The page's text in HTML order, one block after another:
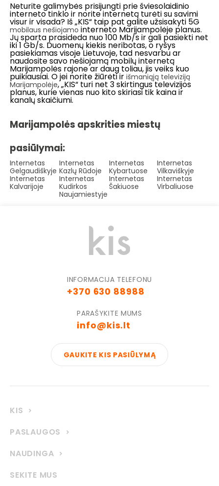
Neturite galimybės prisijungti prie šviesolaidinio
interneto tinklo ir norite internetą turėti su savimi
visur ir visada? Iš „KIS“ taip pat galite užsisakyti 5G
mobilaus nešiojamo interneto Marijampolėje planus.
Jų sparta prasideda nuo 100 Mb/s ir gali pasiekti net
iki 1 Gb/s. Duomenų kiekis neribotas, o ryšys
pasiekiamas visoje Lietuvoje, tad nesvarbu ar
naudosite savo nešiojamą mobilų internetą
Marijampolės rajone ar daug toliau, jis veiks kuo
puikiausiai. O jei norite žiūrėti ir išmaniąją televiziją
Marijampolėje, „KIS“ turi net 3 skirtingus televizijos
planus, kurie vienas nuo kito skiriasi tik kaina ir
kanalų skaičiumi.
Marijampolės apskrities miestų
pasiūlymai:
Internetas
Gelgaudiškyje
Internetas
Kazlų Rūdoje
Internetas
Kybartuose
Internetas
Vilkaviškyje
Internetas
Kalvarijoje
Internetas
Kudirkos
Naujamiestyje
Internetas
Šakiuose
Internetas
Virbaliuose
INFORMACIJA TELEFONU
+370 630 88988
PARAŠYKITE MUMS
info@kis.lt
GAUKITE KIS PASIŪLYMĄ
KIS
PASLAUGOS
NAUDINGA
SEKITE MUS